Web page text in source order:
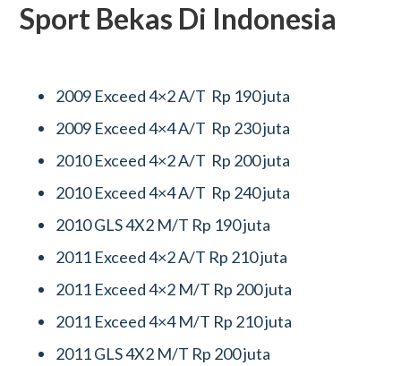
Sport Bekas Di Indonesia
2009 Exceed 4×2 A/T Rp 190 juta
2009 Exceed 4×4 A/T Rp 230 juta
2010 Exceed 4×2 A/T Rp 200 juta
2010 Exceed 4×4 A/T Rp 240 juta
2010 GLS 4X2 M/T Rp 190 juta
2011 Exceed 4×2 A/T Rp 210 juta
2011 Exceed 4×2 M/T Rp 200 juta
2011 Exceed 4×4 M/T Rp 210 juta
2011 GLS 4X2 M/T Rp 200 juta